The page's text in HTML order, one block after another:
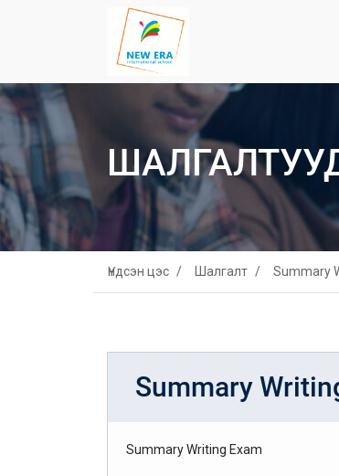
Үндсэн цэс Шалгалт Summary
Summary
Summary Writing Exam